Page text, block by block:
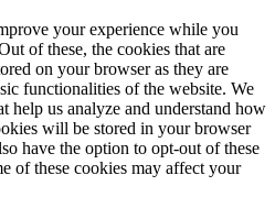
your experience while you
of these, the cookies that are
on your browser as they are
functionalities of the website. We
help us analyze and understand how
will be stored in your browser
have the option to opt-out of these
of these cookies may affect your